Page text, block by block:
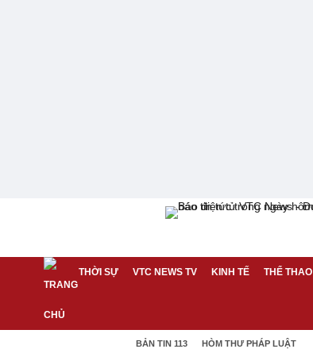
THỜI SỰ VTC NEWS TV KINH TẾ THỂ THAO
BẢN TIN 113 HÒM THƯ PHÁP LUẬT